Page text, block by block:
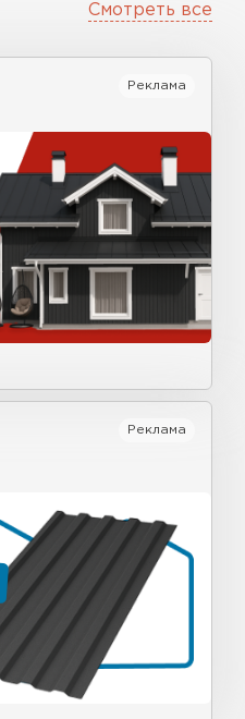
Смотреть все
Реклама
Реклама